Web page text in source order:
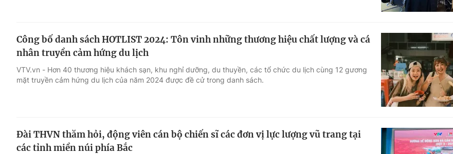
Công bố danh sách HOTLIST 2024: Tôn vinh những thương hiệu chất lượng và cá
nhân truyền cảm hứng du lịch
VTV.vn - Hơn 40 thương hiệu khách sạn, khu nghỉ dưỡng, du thuyền, các tổ chức du lịch cùng 12 gương
mặt truyền cảm hứng du lịch của năm 2024 được đề cử trong danh sách.
Đài THVN thăm hỏi, động viên cán bộ chiến sĩ các đơn vị lực lượng vũ trang tại
các tỉnh miền núi phía Bắc